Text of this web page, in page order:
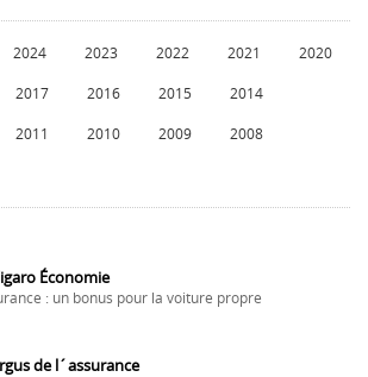
2024 2023 2022 2021 2020
2017 2016 2015 2014
2011 2010 2009 2008
Économie
: un bonus pour la voiture propre
de l´assurance